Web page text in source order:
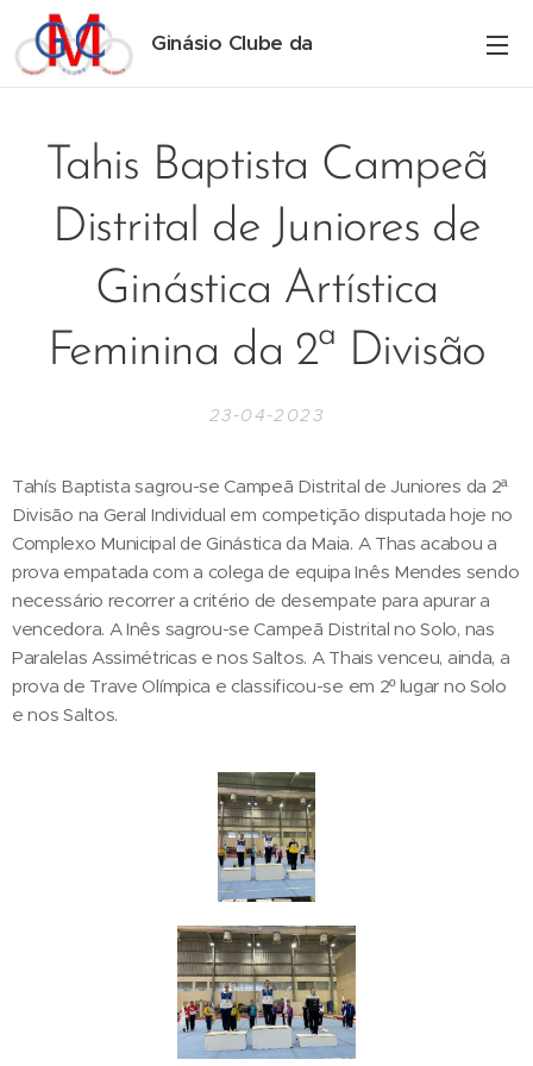
Ginásio Clube da
Tahis Baptista Campeã
Distrital de Juniores de
Ginástica Artística
Feminina da 2ª Divisão
23-04-2023
Tahís Baptista sagrou-se Campeã Distrital de Juniores da 2ª
Divisão na Geral Individual em competição disputada hoje no
Complexo Municipal de Ginástica da Maia. A Thas acabou a
prova empatada com a colega de equipa Inês Mendes sendo
necessário recorrer a critério de desempate para apurar a
vencedora. A Inês sagrou-se Campeã Distrital no Solo, nas
Paralelas Assimétricas e nos Saltos. A Thais venceu, ainda, a
prova de Trave Olímpica e classificou-se em 2º lugar no Solo
e nos Saltos.